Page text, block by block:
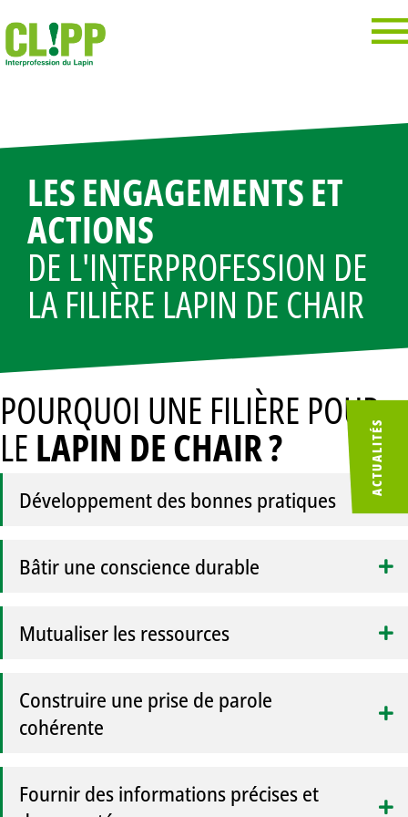
LES ENGAGEMENTS ET
ACTIONS
DE L'INTERPROFESSION DE
LA FILIÈRE LAPIN DE CHAIR
POURQUOI UNE FILIÈRE POUR
LELAPIN DE CHAIR ?
Développement des bonnes pratiques
Bâtir une conscience durable
Mutualiser les ressources
Construire une prise de parole
cohérente
Fournir des informations précises et
ACTUALITÉS